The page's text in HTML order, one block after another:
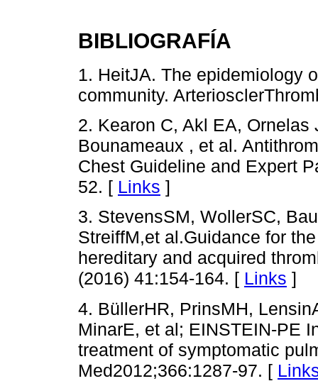
BIBLIOGRAFÍA
1. HeitJA. The epidemiology
community.
2. Kearon C, Akl EA,
Bounameaux , et al.
Chest Guideline and Expert
52. [ Links ]
3. StevensSM, WollerSC,
StreiffM,et al.Guidance for
hereditary and acquired
(2016) 41:154-164. [ Links ]
4. BüllerHR, PrinsMH,
MinarE, et al; EINSTEIN-PE
treatment of symptomatic
Med2012;366:1287-97. [